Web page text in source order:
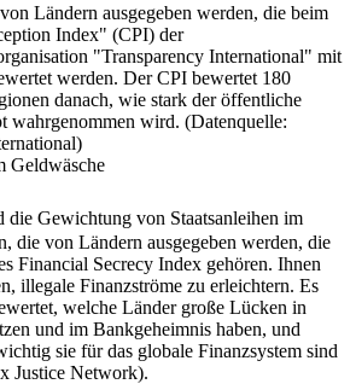
Ländern ausgegeben werden, die beim
Index" (CPI) der
"Transparency International" mit
werden. Der CPI bewertet 180
danach, wie stark der öffentliche
wahrgenommen wird. (Datenquelle:
Geldwäsche
die Gewichtung von Staatsanleihen im
die von Ländern ausgegeben werden, die
Financial Secrecy Index gehören. Ihnen
illegale Finanzströme zu erleichtern. Es
welche Länder große Lücken in
und im Bankgeheimnis haben, und
sie für das globale Finanzsystem sind
Justice Network).